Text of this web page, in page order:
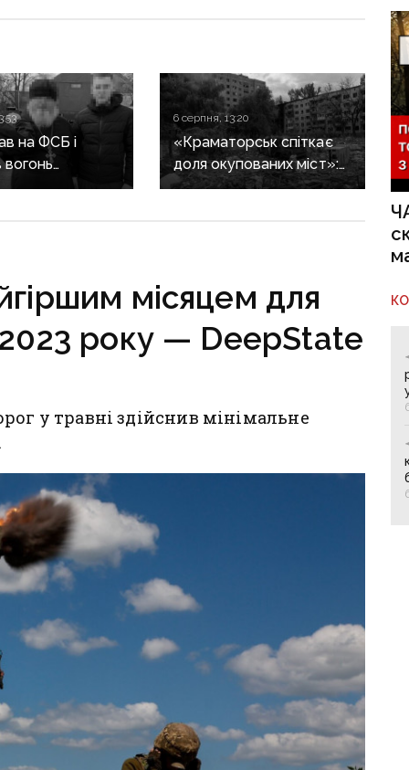
на ФСБ і
ЗСУ:
6 серпня, 13:20
«Краматорськ спіткає
доля окупованих міст»:
військовий оглядач про
місяцем для
року — DeepState
у травні здійснив мінімальне